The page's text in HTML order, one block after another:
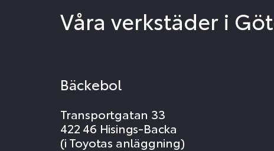
Våra verkstäder i
Bäckebol
Transportgatan 33
422 46 Hisings-Backa
(i Toyotas anläggning)